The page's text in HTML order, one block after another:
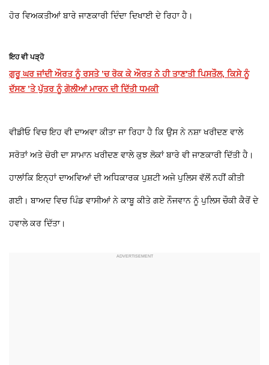
ਹੋਰ ਵਿਅਕਤੀਆਂ ਬਾਰੇ ਜਾਣਕਾਰੀ ਦਿੰਦਾ ਦਿਖਾਈ ਦੇ ਰਿਹਾ ਹੈ।
ਇਹ ਵੀ ਪੜ੍ਹੋ
ਗੁਰੂ ਘਰ ਜਾਂਦੀ ਔਰਤ ਨੂੰ ਰਸਤੇ ’ਚ ਰੋਕ ਕੇ ਔਰਤ ਨੇ ਹੀ ਤਾਣ'ਤੀ ਪਿਸਤੌਲ, ਕਿਸੇ ਨੂੰ
ਦੱਸਣ ’ਤੇ ਪੁੱਤਰ ਨੂੰ ਗੋਲੀਆਂ ਮਾਰਨ ਦੀ ਦਿੱਤੀ ਧਮਕੀ
ਵੀਡੀਓ ਵਿਚ ਇਹ ਵੀ ਦਾਅਵਾ ਕੀਤਾ ਜਾ ਰਿਹਾ ਹੈ ਕਿ ਉਸ ਨੇ ਨਸ਼ਾ ਖਰੀਦਣ ਵਾਲੇ
ਸਰੋਤਾਂ ਅਤੇ ਚੋਰੀ ਦਾ ਸਾਮਾਨ ਖਰੀਦਣ ਵਾਲੇ ਕੁਝ ਲੋਕਾਂ ਬਾਰੇ ਵੀ ਜਾਣਕਾਰੀ ਦਿੱਤੀ ਹੈ।
ਹਾਲਾਂਕਿ ਇਨ੍ਹਾਂ ਦਾਅਵਿਆਂ ਦੀ ਅਧਿਕਾਰਕ ਪੁਸ਼ਟੀ ਅਜੇ ਪੁਲਿਸ ਵੱਲੋਂ ਨਹੀਂ ਕੀਤੀ
ਗਈ। ਬਾਅਦ ਵਿਚ ਪਿੰਡ ਵਾਸੀਆਂ ਨੇ ਕਾਬੂ ਕੀਤੇ ਗਏ ਨੌਜਵਾਨ ਨੂੰ ਪੁਲਿਸ ਚੌਕੀ ਕੈਰੋਂ ਦੇ
ਹਵਾਲੇ ਕਰ ਦਿੱਤਾ।